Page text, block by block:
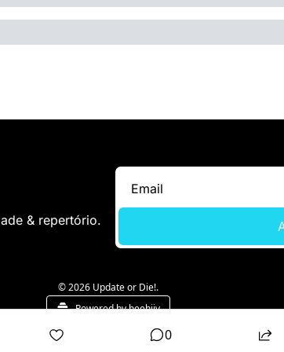
& repertório.
© 2026 Update or Die!.
Powered by beehiiv
0